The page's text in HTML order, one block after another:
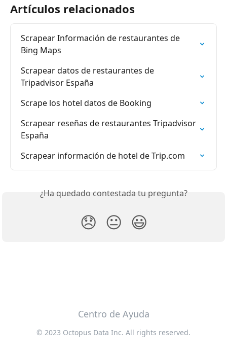
Artículos relacionados
Scrapear Información de restaurantes de
Bing Maps
Scrapear datos de restaurantes de
Tripadvisor España
Scrape los hotel datos de Booking
Scrapear reseñas de restaurantes Tripadvisor
España
Scrapear información de hotel de Trip.com
¿Ha quedado contestada tu pregunta?
😞 😐 😃
Centro de Ayuda
© 2023 Octopus Data Inc. All rights reserved.